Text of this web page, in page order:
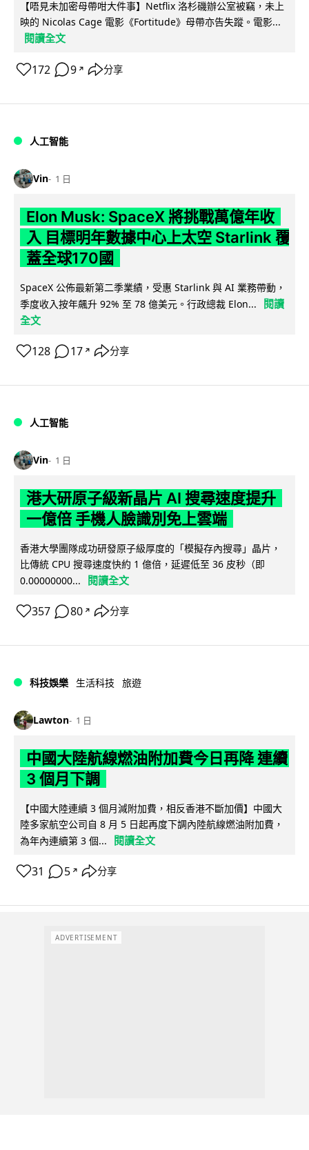
【唔見未加密母帶咁大件事】Netflix 洛杉磯辦公室被竊，未上
映的 Nicolas Cage 電影《Fortitude》母帶亦告失蹤。電影...
閱讀全文
172 9 ↗ 分享
人工智能
Vin 1 日
Elon Musk: SpaceX 將挑戰萬億年收
入 目標明年數據中心上太空 Starlink 覆
蓋全球170國
SpaceX 公佈最新第二季業績，受惠 Starlink 與 AI 業務帶動，
季度收入按年飆升 92% 至 78 億美元。行政總裁 Elon...
閱讀
全文
128 17 ↗ 分享
人工智能
Vin 1 日
港大研原子級新晶片 AI 搜尋速度提升
一億倍 手機人臉識別免上雲端
香港大學團隊成功研發原子級厚度的「模擬存內搜尋」晶片，
比傳統 CPU 搜尋速度快約 1 億倍，延遲低至 36 皮秒（即
0.00000000...
閱讀全文
357 80 ↗ 分享
科技娛樂 生活科技 旅遊
Lawton 1 日
中國大陸航線燃油附加費今日再降 連續
3 個月下調
【中國大陸連續 3 個月減附加費，相反香港不斷加價】中國大
陸多家航空公司自 8 月 5 日起再度下調內陸航線燃油附加費，
為年內連續第 3 個...
閱讀全文
31 5 ↗ 分享
ADVERTISEMENT